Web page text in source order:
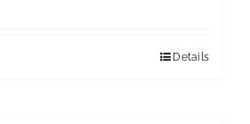
Details